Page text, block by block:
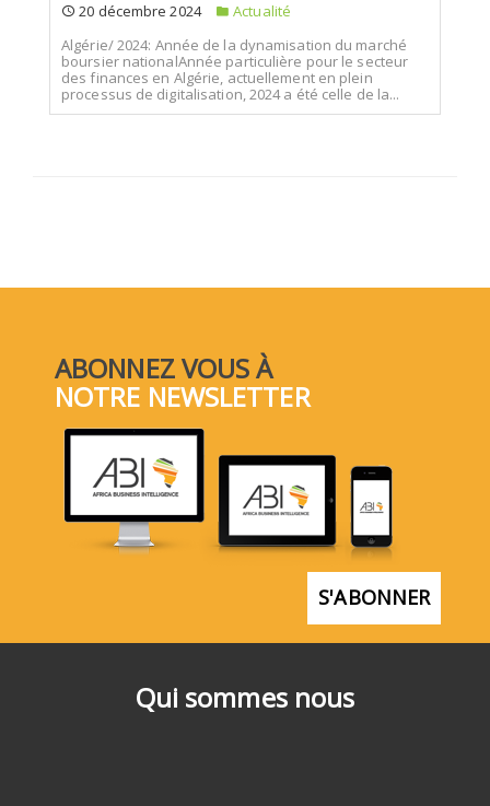
20 décembre 2024
Actualité
Algérie/ 2024: Année de la dynamisation du marché
boursier nationalAnnée particulière pour le secteur
des finances en Algérie, actuellement en plein
processus de digitalisation, 2024 a été celle de la...
Qui sommes nous
ABONNEZ VOUS À
NOTRE NEWSLETTER
S'ABONNER